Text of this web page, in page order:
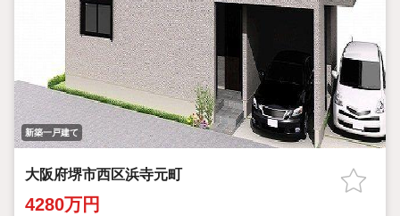
新築一戸建て
大阪府堺市西区浜寺元町
4280万円